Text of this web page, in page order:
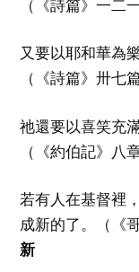
（《詩篇》一
又要以耶和華為
（《詩篇》卅
祂還要以喜笑充
（《約伯記》
若有人在基督裡
成新的了。（《
新